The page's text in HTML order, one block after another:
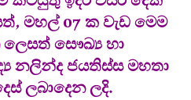
මහල් 07 ක වැඩ මෙම
සෞඛ්‍ය හා
නලින්ද ජයතිස්ස මහතා
ලබාදෙන ලදි.